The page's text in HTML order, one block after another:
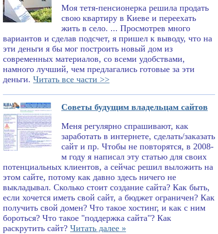
Моя тетя-пенсионерка решила продать
свою квартиру в Киеве и переехать
жить в село. ... Просмотрев много
вариантов и сделав подсчет, я пришел к выводу, что на
эти деньги я бы мог построить новый дом из
современных материалов, со всеми удобствами,
намного лучший, чем предлагались готовые за эти
деньги. Читать все части >>
Советы будущим владельцам сайтов
Меня регулярно спрашивают, как
заработать в интернете, сделать/заказать
сайт и пр. Чтобы не повторятся, в 2008-
м году я написал эту статью для своих
потенциальных клиентов, а сейчас решил выложить на
этом сайте, потому как давно здесь ничего не
выкладывал. Сколько стоит создание сайта? Как быть,
если хочется иметь свой сайт, а бюджет ограничен? Как
получить свой домен? Что такое хостинг, и как с ним
бороться? Что такое "поддержка сайта"? Как
раскрутить сайт? Читать далее »